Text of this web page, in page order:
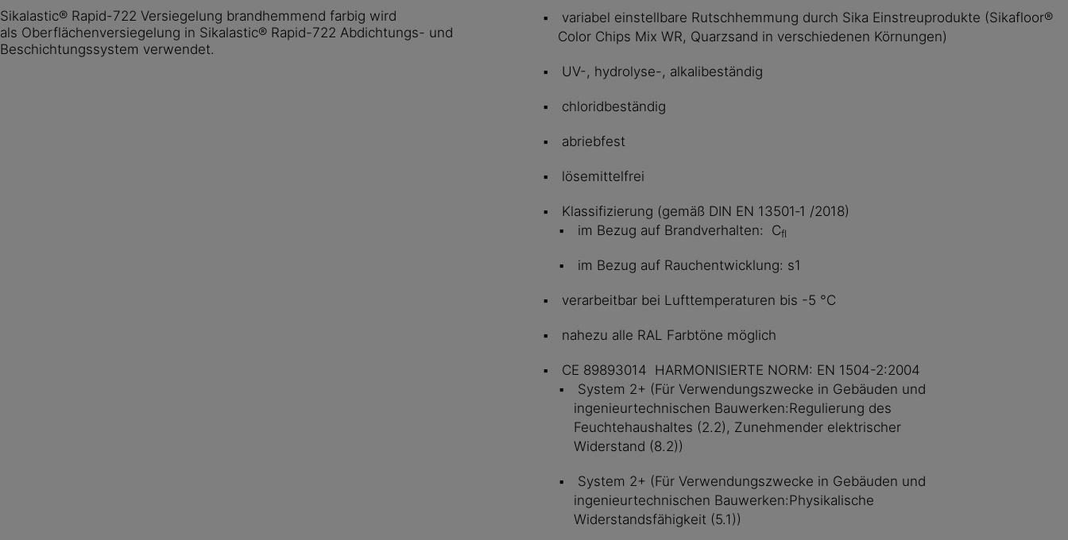
Sikalastic® Rapid-722 Versiegelung brandhemmend farbig wird
als Oberflächenversiegelung in Sikalastic® Rapid-722 Abdichtungs- und
Beschichtungssystem verwendet.
variabel einstellbare Rutschhemmung durch Sika Einstreuprodukte (Sikafloor®
Color Chips Mix WR, Quarzsand in verschiedenen Körnungen)
UV-, hydrolyse-, alkalibeständig
chloridbeständig
abriebfest
lösemittelfrei
Klassifizierung (gemäß DIN EN 13501‐1 /2018)
im Bezug auf Brandverhalten: Cfl
im Bezug auf Rauchentwicklung: s1
verarbeitbar bei Lufttemperaturen bis -5 °C
nahezu alle RAL Farbtöne möglich
CE 89893014 HARMONISIERTE NORM: EN 1504-2:2004
System 2+ (Für Verwendungszwecke in Gebäuden und
ingenieurtechnischen Bauwerken:Regulierung des
Feuchtehaushaltes (2.2), Zunehmender elektrischer
Widerstand (8.2))
System 2+ (Für Verwendungszwecke in Gebäuden und
ingenieurtechnischen Bauwerken:Physikalische
Widerstandsfähigkeit (5.1))